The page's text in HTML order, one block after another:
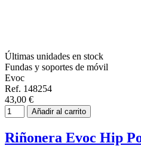
Últimas unidades en stock
Fundas y soportes de móvil
Evoc
Ref. 148254
43,00 €
Añadir al carrito
Riñonera Evoc Hip